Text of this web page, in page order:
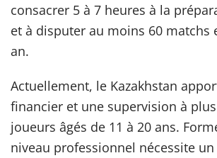
consacrer 5 à 7 heures à la
et à disputer au moins 60 matchs
an.
Actuellement, le Kazakhstan
financier et une supervision à
joueurs âgés de 11 à 20 ans.
niveau professionnel nécessite un